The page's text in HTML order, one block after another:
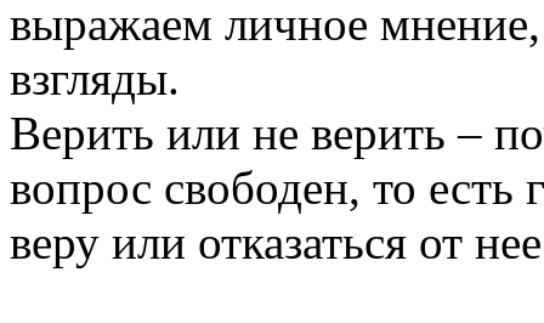
выражаем личное
взгляды.
Верить или не верить –
вопрос свободен, то
веру или отказаться от